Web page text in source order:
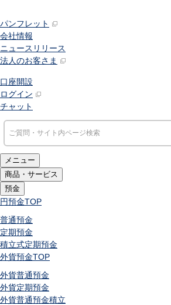
パンフレット
会社情報
ニュースリリース
法人のお客さま
口座開設
ログイン
チャット
メニュー
商品・サービス
預金
円預金TOP
普通預金
定期預金
積立式定期預金
外貨預金TOP
外貨普通預金
外貨定期預金
外貨普通預金積立